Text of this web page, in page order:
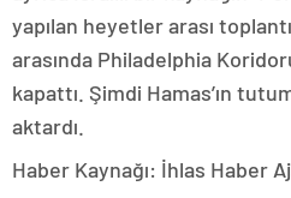
yapılan heyetler arası toplantı
arasında Philadelphia
kapattı. Şimdi Hamas’ın
aktardı.
Haber Kaynağı: İhlas Haber